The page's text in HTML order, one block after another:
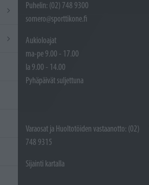
Puhelin: (02) 748 9300
somero@sporttikone.fi
Aukioloajat
ma-pe 9.00 - 17.00
la 9.00 - 14.00
Pyhäpäivät suljettuna
Varaosat ja Huoltotöiden vastaanotto: (02)
748 9315
Sijainti kartalla